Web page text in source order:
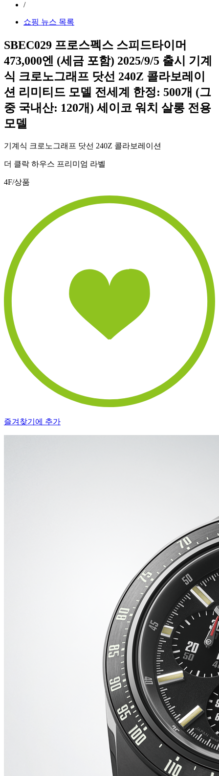
/
쇼핑 뉴스 목록
SBEC029 프로스펙스 스피드타이머
473,000엔 (세금 포함) 2025/9/5 출시 기계
식 크로노그래프 닷선 240Z 콜라보레이
션 리미티드 모델 전세계 한정: 500개 (그
중 국내산: 120개) 세이코 워치 살롱 전용
모델
기계식 크로노그래프 닷선 240Z 콜라보레이션
더 클락 하우스 프리미엄 라벨
4F/상품
즐겨찾기에 추가